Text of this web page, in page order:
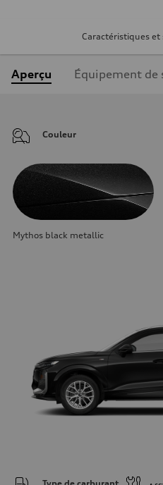
Caractéristiques et
Aperçu Équipement de
Couleur
Mythos black metallic